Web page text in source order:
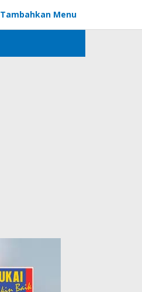
Tambahkan Menu